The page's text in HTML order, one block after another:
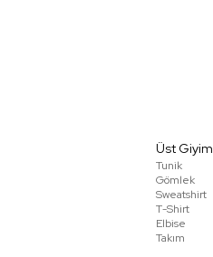
Üst Giyim
Tunik
Gömlek
Sweatshirt
T-Shirt
Elbise
Takım